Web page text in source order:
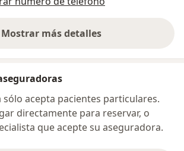
Mostrar más detalles
sobre la dirección
sólo acepta pacientes particulares.
directamente para reservar, o
que acepte su aseguradora.